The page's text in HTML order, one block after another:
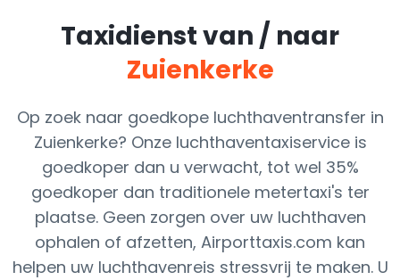
Taxidienst van / naar
Zuienkerke
Op zoek naar goedkope luchthaventransfer in
Zuienkerke? Onze luchthaventaxiservice is
goedkoper dan u verwacht, tot wel 35%
goedkoper dan traditionele metertaxi's ter
plaatse. Geen zorgen over uw luchthaven
ophalen of afzetten, Airporttaxis.com kan
helpen uw luchthavenreis stressvrij te maken. U